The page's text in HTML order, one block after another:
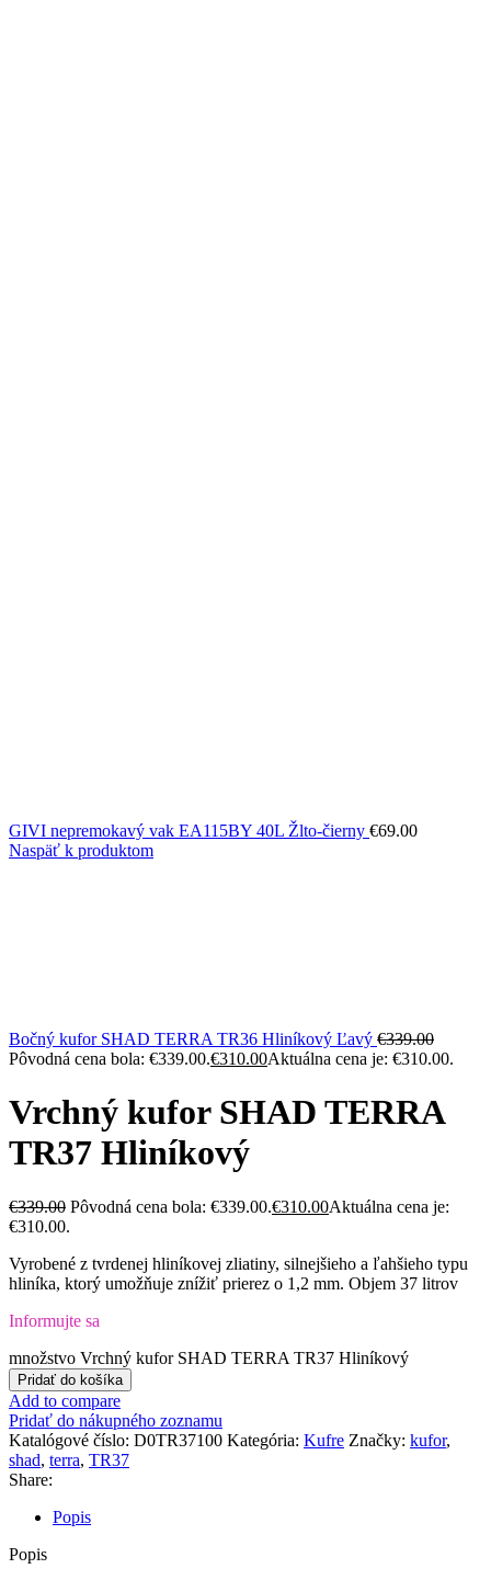
GIVI nepremokavý vak EA115BY 40L Žlto-čierny €69.00
Naspäť k produktom
Bočný kufor SHAD TERRA TR36 Hliníkový Ľavý €339.00
Pôvodná cena bola: €339.00.€310.00Aktuálna cena je: €310.00.
Vrchný kufor SHAD TERRA
TR37 Hliníkový
€339.00 Pôvodná cena bola: €339.00.€310.00Aktuálna cena je:
€310.00.
Vyrobené z tvrdenej hliníkovej zliatiny, silnejšieho a ľahšieho typu
hliníka, ktorý umožňuje znížiť prierez o 1,2 mm. Objem 37 litrov
Informujte sa
množstvo Vrchný kufor SHAD TERRA TR37 Hliníkový
Pridať do košíka
Add to compare
Pridať do nákupného zoznamu
Katalógové číslo: D0TR37100 Kategória: Kufre Značky: kufor,
shad, terra, TR37
Share:
Popis
Popis